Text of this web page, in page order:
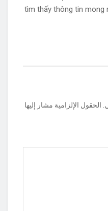
tìm thấy thông tin mong
الحقول الإلزامية مشار إليها